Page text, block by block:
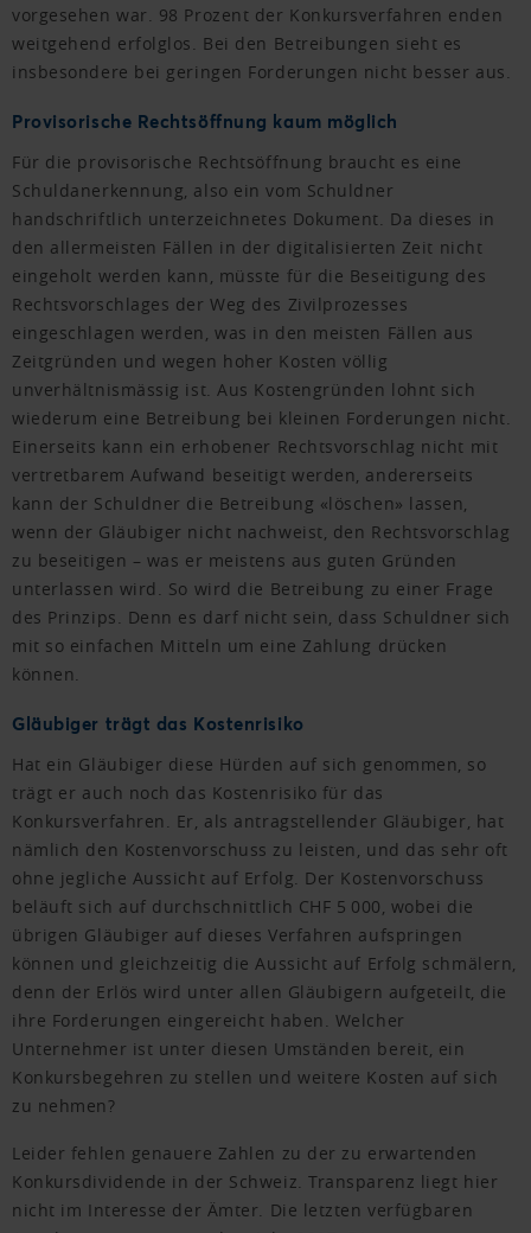
vorgesehen war. 98 Prozent der Konkursverfahren enden
weitgehend erfolglos. Bei den Betreibungen sieht es
insbesondere bei geringen Forderungen nicht besser aus.
Provisorische Rechtsöffnung kaum möglich
Für die provisorische Rechtsöffnung braucht es eine
Schuldanerkennung, also ein vom Schuldner
handschriftlich unterzeichnetes Dokument. Da dieses in
den allermeisten Fällen in der digitalisierten Zeit nicht
eingeholt werden kann, müsste für die Beseitigung des
Rechtsvorschlages der Weg des Zivilprozesses
eingeschlagen werden, was in den meisten Fällen aus
Zeitgründen und wegen hoher Kosten völlig
unverhältnismässig ist. Aus Kostengründen lohnt sich
wiederum eine Betreibung bei kleinen Forderungen nicht.
Einerseits kann ein erhobener Rechtsvorschlag nicht mit
vertretbarem Aufwand beseitigt werden, andererseits
kann der Schuldner die Betreibung «löschen» lassen,
wenn der Gläubiger nicht nachweist, den Rechtsvorschlag
zu beseitigen – was er meistens aus guten Gründen
unterlassen wird. So wird die Betreibung zu einer Frage
des Prinzips. Denn es darf nicht sein, dass Schuldner sich
mit so einfachen Mitteln um eine Zahlung drücken
können.
Gläubiger trägt das Kostenrisiko
Hat ein Gläubiger diese Hürden auf sich genommen, so
trägt er auch noch das Kostenrisiko für das
Konkursverfahren. Er, als antragstellender Gläubiger, hat
nämlich den Kostenvorschuss zu leisten, und das sehr oft
ohne jegliche Aussicht auf Erfolg. Der Kostenvorschuss
beläuft sich auf durchschnittlich CHF 5 000, wobei die
übrigen Gläubiger auf dieses Verfahren aufspringen
können und gleichzeitig die Aussicht auf Erfolg schmälern,
denn der Erlös wird unter allen Gläubigern aufgeteilt, die
ihre Forderungen eingereicht haben. Welcher
Unternehmer ist unter diesen Umständen bereit, ein
Konkursbegehren zu stellen und weitere Kosten auf sich
zu nehmen?
Leider fehlen genauere Zahlen zu der zu erwartenden
Konkursdividende in der Schweiz. Transparenz liegt hier
nicht im Interesse der Ämter. Die letzten verfügbaren